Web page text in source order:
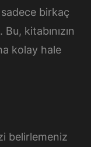
birkaç
kitabınızın
kolay hale
belirlemeniz